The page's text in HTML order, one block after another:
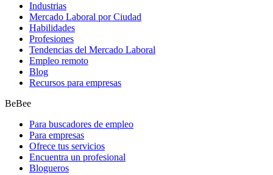
Industrias
Mercado Laboral por Ciudad
Habilidades
Profesiones
Tendencias del Mercado Laboral
Empleo remoto
Blog
Recursos para empresas
BeBee
Para buscadores de empleo
Para empresas
Ofrece tus servicios
Encuentra un profesional
Blogueros